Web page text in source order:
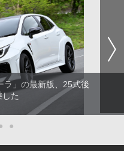
ラ」の最新版、25式後
た
●